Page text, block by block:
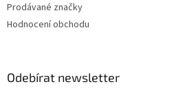
Prodávané značky
Hodnocení obchodu
Odebírat newsletter